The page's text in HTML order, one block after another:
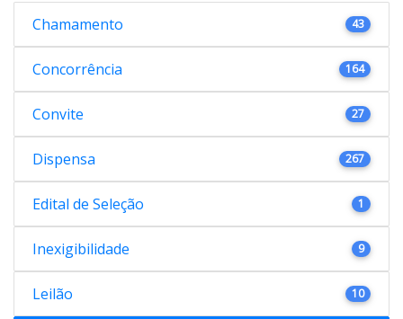
Chamamento 43
Concorrência 164
Convite 27
Dispensa 267
Edital de Seleção 1
Inexigibilidade 9
Leilão 10